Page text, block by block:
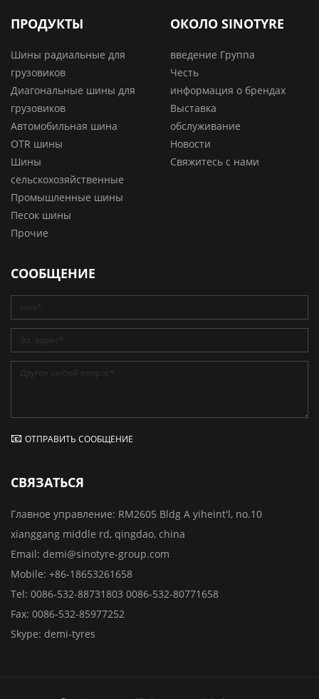
ПРОДУКТЫ
Шины радиальные для
грузовиков
Диагональные шины для
грузовиков
Автомобильная шина
OTR шины
Шины
сельскохозяйственные
Промышленные шины
Песок шины
Прочие
ОКОЛО SINOTYRE
введение Группа
Честь
информация о брендах
Выставка
обслуживание
Новости
Свяжитесь с нами
СООБЩЕНИЕ
ОТПРАВИТЬ СООБЩЕНИЕ
СВЯЗАТЬСЯ
Главное управление: RM2605 Bldg A yiheint'l, no.10
xianggang middle rd, qingdao, china
Email: demi@sinotyre-group.com
Mobile: +86-18653261658
Tel: 0086-532-88731803 0086-532-80771658
Fax: 0086-532-85977252
Skype: demi-tyres